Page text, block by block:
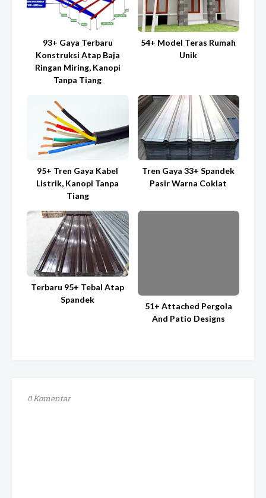
93+ Gaya Terbaru
Konstruksi Atap Baja
Ringan Miring, Kanopi
Tanpa Tiang
54+ Model Teras Rumah
Unik
95+ Tren Gaya Kabel
Listrik, Kanopi Tanpa
Tiang
Tren Gaya 33+ Spandek
Pasir Warna Coklat
Terbaru 95+ Tebal Atap
Spandek
51+ Attached Pergola
And Patio Designs
0 Komentar